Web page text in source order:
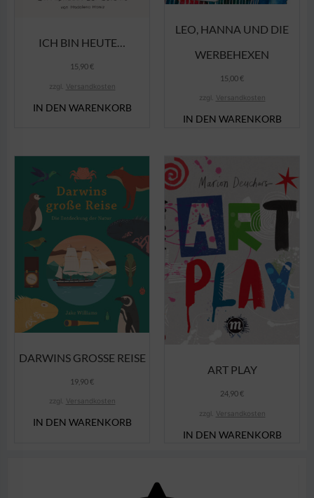
ICH BIN HEUTE…
15,90€
zzgl. Versandkosten
IN DEN WARENKORB
LEO, HANNA UND DIE
WERBEHEXEN
15,00€
zzgl. Versandkosten
IN DEN WARENKORB
DARWINS GROSSE REISE
19,90€
zzgl. Versandkosten
IN DEN WARENKORB
ART PLAY
24,90€
zzgl. Versandkosten
IN DEN WARENKORB